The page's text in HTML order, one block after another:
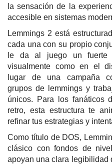
la sensación de la
accesible en sistemas
Lemmings 2 está
cada una con su propio
le da al juego un fuerte
visualmente como en el
lugar de una campaña
grupos de lemmings y
únicos. Para los fanáticos
retro, esta estructura te
refinar tus estrategias y
Como título de DOS,
clásico con fondos de
apoyan una clara legibilidad